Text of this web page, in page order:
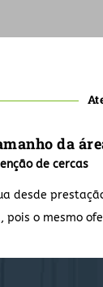
da
de cercas
desde
pois o mesmo